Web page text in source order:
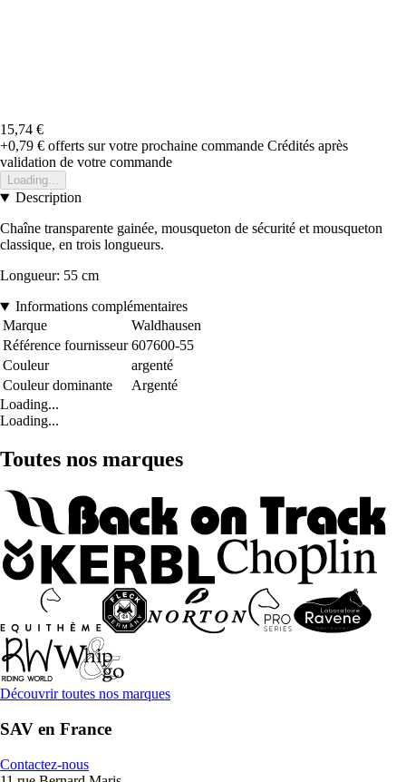
15,74 €
+0,79 € offerts sur votre prochaine commande Crédités après
validation de votre commande
Loading...
Description
Chaîne transparente gainée, mousqueton de sécurité et mousqueton
classique, en trois longueurs.
Longueur: 55 cm
Informations complémentaires
Marque
Waldhausen
Référence fournisseur 607600-55
Couleur
argenté
Couleur dominante
Argenté
Loading...
Loading...
Toutes nos marques
Découvrir toutes nos marques
SAV en France
Contactez-nous